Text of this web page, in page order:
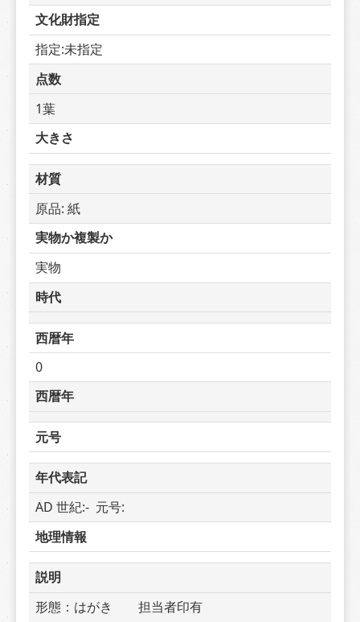
文化財指定
指定:未指定
点数
1葉
大きさ
材質
原品: 紙
実物か複製か
実物
時代
西暦年
0
西暦年
元号
年代表記
AD 世紀:-  元号:
地理情報
説明
形態：はがき　　担当者印有